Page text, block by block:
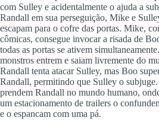
com Sulley e acidentalmente o ajuda a
Randall em sua perseguição, Mike e
escapam para o cofre das portas. Mike,
cômicas, consegue invocar a risada de
todas as portas se ativem
monstros entrem e saiam livremente do
Randall tenta atacar Sulley, mas Boo
Randall, permitindo que Sulley o
prendem Randall no mundo humano,
um estacionamento de trailers o
e o espancam com uma pá.